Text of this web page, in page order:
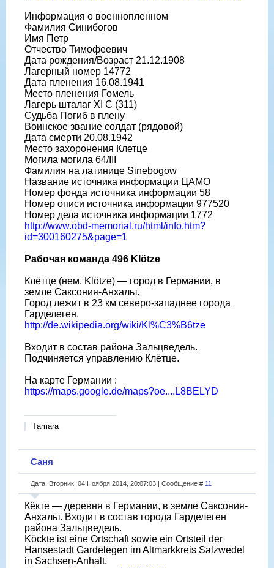
Информация о военнопленном
Фамилия Синибогов
Имя Петр
Отчество Тимофеевич
Дата рождения/Возраст 21.12.1908
Лагерный номер 14772
Дата пленения 16.08.1941
Место пленения Гомель
Лагерь шталаг XI C (311)
Судьба Погиб в плену
Воинское звание солдат (рядовой)
Дата смерти 20.08.1942
Место захоронения Клетце
Могила могила 64/III
Фамилия на латинице Sinebogow
Название источника информации ЦАМО
Номер фонда источника информации 58
Номер описи источника информации 977520
Номер дела источника информации 1772
http://www.obd-memorial.ru/html/info.htm?
id=300160275&page=1
Рабочая команда 496 Klötze
Клётце (нем. Klötze) — город в Германии, в
земле Саксония-Анхальт.
Город лежит в 23 км северо-западнее города
Гарделеген.
http://de.wikipedia.org/wiki/Kl%C3%B6tze
Входит в состав района Зальцведель.
Подчиняется управлению Клётце.
На карте Германии :
https://maps.google.de/maps?oe....L8BELYD
Tamara
Саня
Дата: Вторник, 04 Ноября 2014, 20:07:03 | Сообщение # 11
Кёкте — деревня в Германии, в земле Саксония-
Анхальт. Входит в состав города Гарделеген
района Зальцведель.
Köckte ist eine Ortschaft sowie ein Ortsteil der
Hansestadt Gardelegen im Altmarkkreis Salzwedel
in Sachsen-Anhalt.